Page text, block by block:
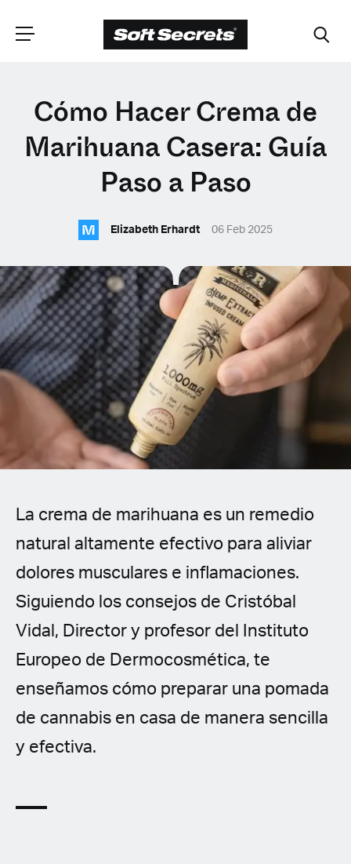
ELIGE TU
UBICACIÓN
English (United Kingdom)
English (United States)
Spanish (Spain)
Spanish (Latin America)
German
French
Czech
Polish
Cómo Hacer Crema de
Marihuana Casera: Guía
Paso a Paso
M Elizabeth Erhardt 06 Feb 2025
La crema de marihuana es un remedio
natural altamente efectivo para aliviar
dolores musculares e inflamaciones.
Siguiendo los consejos de Cristóbal
Vidal, Director y profesor del Instituto
Europeo de Dermocosmética, te
enseñamos cómo preparar una pomada
de cannabis en casa de manera sencilla
y efectiva.